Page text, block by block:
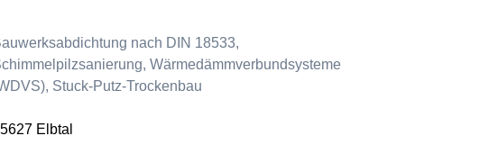
nach DIN 18533,
Wärmedämmverbundsysteme
Stuck-Putz-Trockenbau
Elbtal